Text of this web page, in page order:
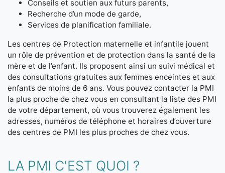
Conseils et soutien aux futurs parents,
Recherche d’un mode de garde,
Services de planification familiale.
Les centres de Protection maternelle et infantile jouent
un rôle de prévention et de protection dans la santé de la
mère et de l’enfant. Ils proposent ainsi un suivi médical et
des consultations gratuites aux femmes enceintes et aux
enfants de moins de 6 ans. Vous pouvez contacter la PMI
la plus proche de chez vous en consultant la liste des PMI
de votre département, où vous trouverez également les
adresses, numéros de téléphone et horaires d’ouverture
des centres de PMI les plus proches de chez vous.
LA PMI C'EST QUOI ?